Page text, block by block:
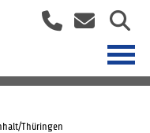
Thüringen